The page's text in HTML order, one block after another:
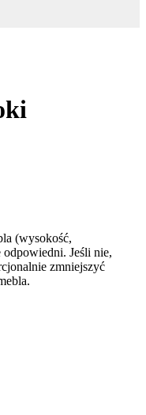
(wysokość,
odpowiedni. Jeśli nie,
zmniejszyć